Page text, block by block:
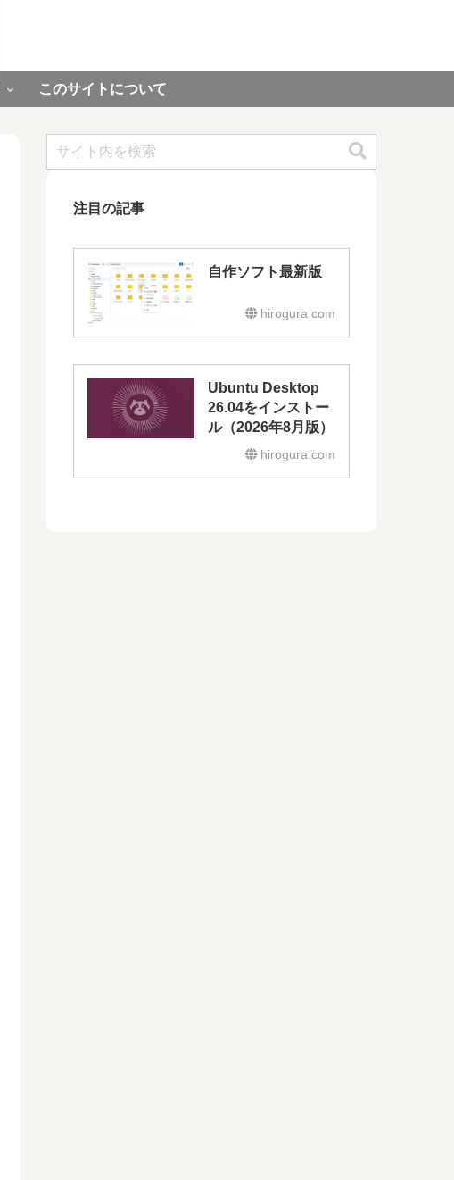
このサイトについて
注目の記事
自作ソフト最新版
hirogura.com
Ubuntu Desktop
26.04をインストー
ル（2026年8月版）
hirogura.com